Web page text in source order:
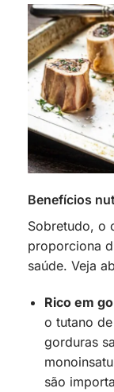
Benefícios
Sobretudo, o
proporciona
saúde. Veja
Rico em
o tutano
gorduras
são